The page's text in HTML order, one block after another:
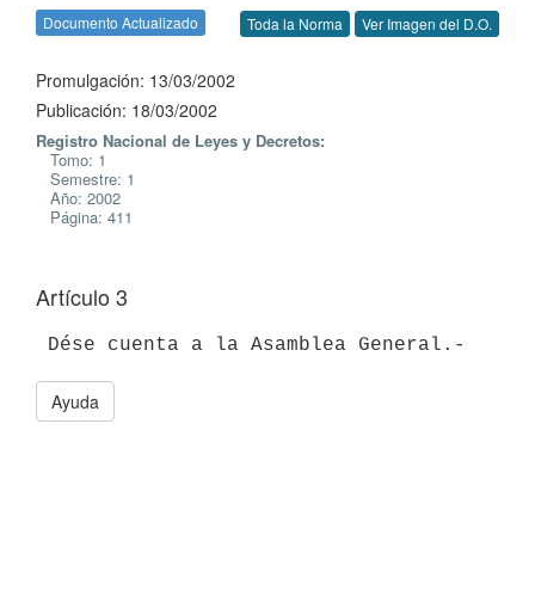
Documento Actualizado Toda la Norma Ver Imagen del D.O.
Promulgación: 13/03/2002
Publicación: 18/03/2002
Registro Nacional de Leyes y Decretos:
Tomo: 1
Semestre: 1
Año: 2002
Página: 411
Artículo 3
Ayuda